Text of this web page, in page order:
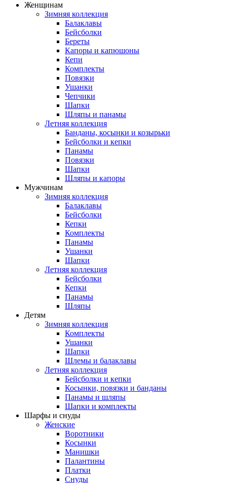
Женщинам
Зимняя коллекция
Балаклавы
Бейсболки
Береты
Капоры и капюшоны
Кепи
Комплекты
Повязки
Ушанки
Чепчики
Шапки
Шляпы и панамы
Летняя коллекция
Банданы, косынки и козырьки
Бейсболки и кепки
Панамы
Повязки
Шапки
Шляпы и капоры
Мужчинам
Зимняя коллекция
Балаклавы
Бейсболки
Кепки
Комплекты
Панамы
Ушанки
Шапки
Летняя коллекция
Бейсболки
Кепки
Панамы
Шляпы
Детям
Зимняя коллекция
Комплекты
Ушанки
Шапки
Шлемы и балаклавы
Летняя коллекция
Бейсболки и кепки
Косынки, повязки и банданы
Панамы и шляпы
Шапки и комплекты
Шарфы и снуды
Женские
Воротники
Косынки
Манишки
Палантины
Платки
Снуды